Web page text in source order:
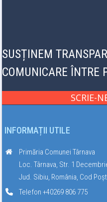
SUSȚINEM
COMUNICARE ÎNTRE
SCRIE-
INFORMAȚII UTILE
Primăria Comunei Târnava
Loc. Târnava, Str. 1
Jud. Sibiu, România, Cod
Telefon +40269 806 775